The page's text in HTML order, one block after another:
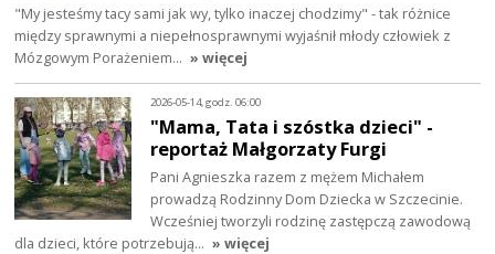
"My jesteśmy tacy sami jak wy, tylko inaczej chodzimy" - tak różnice
między sprawnymi a niepełnosprawnymi wyjaśnił młody człowiek z
Mózgowym Porażeniem… » więcej
2026-05-14, godz. 06:00
"Mama, Tata i szóstka dzieci" -
reportaż Małgorzaty Furgi
Pani Agnieszka razem z mężem Michałem
prowadzą Rodzinny Dom Dziecka w Szczecinie.
Wcześniej tworzyli rodzinę zastępczą zawodową
dla dzieci, które potrzebują… » więcej